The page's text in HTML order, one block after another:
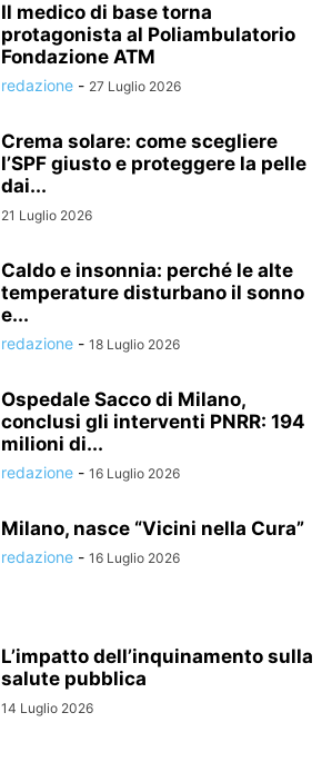
Il medico di base torna
protagonista al Poliambulatorio
Fondazione ATM
redazione - 27 Luglio 2026
Crema solare: come scegliere
l’SPF giusto e proteggere la pelle
dai...
21 Luglio 2026
Caldo e insonnia: perché le alte
temperature disturbano il sonno
e...
redazione - 18 Luglio 2026
Ospedale Sacco di Milano,
conclusi gli interventi PNRR: 194
milioni di...
redazione - 16 Luglio 2026
Milano, nasce “Vicini nella Cura”
redazione - 16 Luglio 2026
L’impatto dell’inquinamento sulla
salute pubblica
14 Luglio 2026